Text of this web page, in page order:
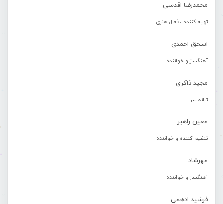
محمدرضا اقدسی
تهیه کننده ، فعال هنری
اسحق احمدی
آهنگساز و خواننده
مجید ذاکری
ترانه سرا
معین راهبر
تنظیم کننده و خواننده
مهرشاد
آهنگساز و خواننده
فرشید ادهمی